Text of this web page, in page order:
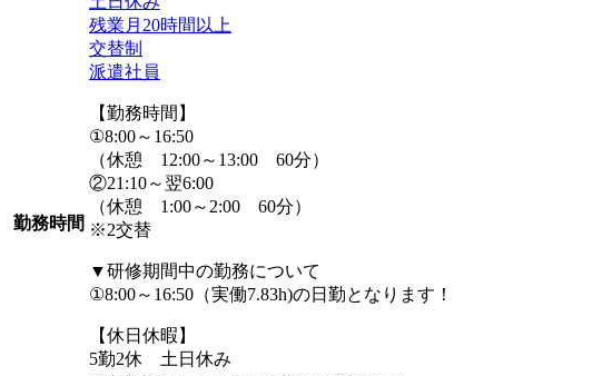
勤務時間
残業月20時間以上
交替制
派遣社員
【勤務時間】
①8:00～16:50
（休憩 12:00～13:00 60分）
②21:10～翌6:00
（休憩 1:00～2:00 60分）
※2交替
▼研修期間中の勤務について
①8:00～16:50（実働7.83h)の日勤となります！
【休日休暇】
5勤2休 土日休み